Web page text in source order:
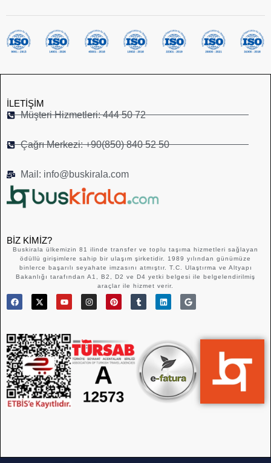
İLETIŞIM
Müşteri Hizmetleri: 444 50 72
Çağrı Merkezi: +90(850) 840 52 50
Mail: info@buskirala.com
BIZ KIMIZ?
Buskirala ülkemizin 81 ilinde transfer ve toplu taşıma hizmetleri sağlayan
ödüllü girişimlere sahip bir ulaşım şirketidir. 1989 yılından günümüze
binlerce başarılı seyahate imzasını atmıştır. T.C. Ulaştırma ve Altyapı
Bakanlığı tarafından A1, B2, D2 ve D4 yetki belgesi ile belgelendirilmiş
araçlar ile hizmet verir.